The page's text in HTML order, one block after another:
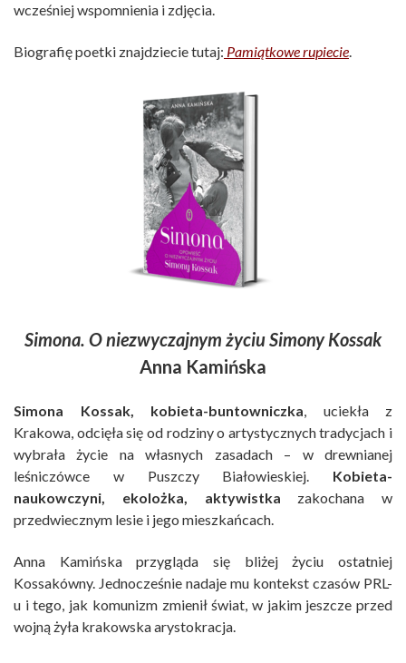
wcześniej wspomnienia i zdjęcia.
Biografię poetki znajdziecie tutaj: Pamiątkowe rupiecie.
Simona. O niezwyczajnym życiu Simony Kossak
Anna Kamińska
Simona Kossak, kobieta-buntowniczka, uciekła z
Krakowa, odcięła się od rodziny o artystycznych tradycjach i
wybrała życie na własnych zasadach – w drewnianej
leśniczówce w Puszczy Białowieskiej. Kobieta-
naukowczyni, ekolożka, aktywistka zakochana w
przedwiecznym lesie i jego mieszkańcach.
Anna Kamińska przygląda się bliżej życiu ostatniej
Kossakówny. Jednocześnie nadaje mu kontekst czasów PRL-
u i tego, jak komunizm zmienił świat, w jakim jeszcze przed
wojną żyła krakowska arystokracja.